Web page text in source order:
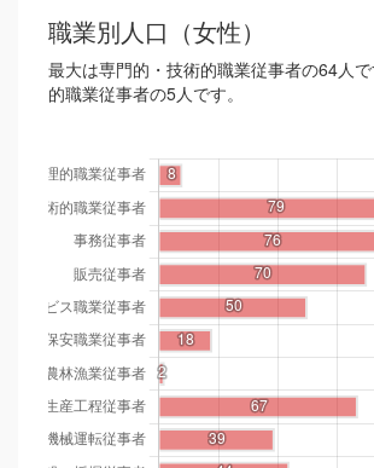
職業別人口（女性）
最大は専門的・技術的職業従事者の64人
的職業従事者の5人です。